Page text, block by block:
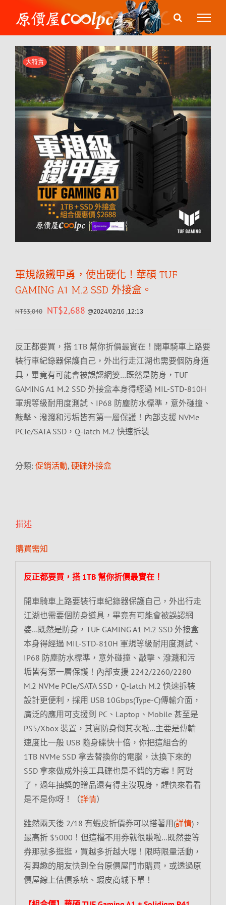
content
大特賣
軍規級鐵甲勇，使出硬化！華碩 TUF
GAMING A1 M.2 SSD 外接盒。
NT$3,040 NT$2,688 @2024/02/16 ,12:13
反正都要買，搭 1TB 幫你折價最實在！開車騎車上路要
裝行車紀錄器保護自己，外出行走江湖也需要個防身道
具，畢竟有可能會被誤認網婆…既然是防身，TUF
GAMING A1 M.2 SSD 外接盒本身得經過 MIL-STD-810H
軍規等級耐用度測試、IP68 防塵防水標準，意外碰撞、
敲擊、潑濺和污垢皆有第一層保護！內部支援 NVMe
PCIe/SATA SSD，Q-latch M.2 快速拆裝
分類: 促銷活動, 硬碟外接盒
描述
購買需知
反正都要買，搭 1TB 幫你折價最實在！
開車騎車上路要裝行車紀錄器保護自己，外出行走
江湖也需要個防身道具，畢竟有可能會被誤認網
婆…既然是防身，TUF GAMING A1 M.2 SSD 外接盒
本身得經過 MIL-STD-810H 軍規等級耐用度測試、
IP68 防塵防水標準，意外碰撞、敲擊、潑濺和污
垢皆有第一層保護！內部支援 2242/2260/2280
M.2 NVMe PCIe/SATA SSD，Q-latch M.2 快速拆裝
設計更便利，採用 USB 10Gbps(Type-C)傳輸介面，
廣泛的應用可支援到 PC、Laptop、Mobile 甚至是
PS5/Xbox 裝置，其實防身倒其次啦…主要是傳輸
速度比一般 USB 隨身碟快十倍，你把這組合的
1TB NVMe SSD 拿去替換你的電腦，汰換下來的
SSD 拿來做成外接工具碟也是不錯的方案！阿對
了，過年抽獎的贈品還有得主沒現身，趕快來看看
是不是你呀！（詳情）
雖然兩天後 2/18 有蝦皮折價券可以搭著用(詳情)，
最高折 $5000！但這檔不用券就很賺啦…既然要等
券那就多逛逛，買越多折越大嘿！限時限量活動，
有興趣的朋友快到全台原價屋門市購買，或透過原
價屋線上估價系統、蝦皮商城下單！